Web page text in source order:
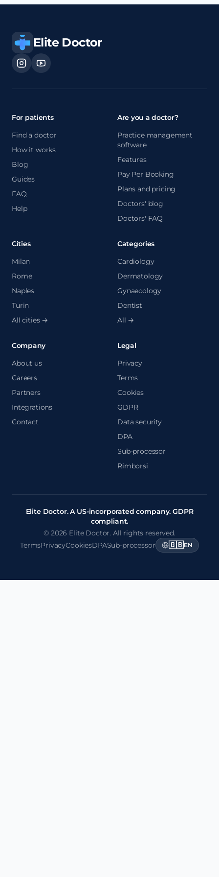
Elite Doctor
For patients
Find a doctor
How it works
Blog
Guides
FAQ
Help
Are you a doctor?
Practice management
software
Features
Pay Per Booking
Plans and pricing
Doctors' blog
Doctors' FAQ
Cities
Milan
Rome
Naples
Turin
All cities →
Categories
Cardiology
Dermatology
Gynaecology
Dentist
All →
Company
About us
Careers
Partners
Integrations
Contact
Legal
Privacy
Terms
Cookies
GDPR
Data security
DPA
Sub-processor
Rimborsi
Elite Doctor. A US-incorporated company. GDPR
compliant.
© 2026 Elite Doctor. All rights reserved.
TermsPrivacyCookiesDPASub-processor 🇬🇧EN